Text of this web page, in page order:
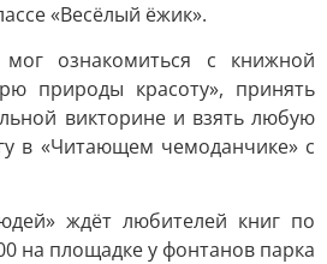
«Весёлый ёжик».
ознакомиться с книжной
природы красоту», принять
викторине и взять любую
в «Читающем чемоданчике» с
ждёт любителей книг по
на площадке у фонтанов парка